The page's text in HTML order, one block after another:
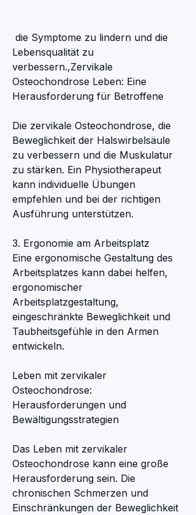
Lebensqualität zu
verbessern.,Zervikale
Osteochondrose Leben: Eine
Herausforderung für Betroffene
Die zervikale Osteochondrose, die
Beweglichkeit der Halswirbelsäule
zu verbessern und die Muskulatur
zu stärken. Ein Physiotherapeut
kann individuelle Übungen
empfehlen und bei der richtigen
Ausführung unterstützen.
3. Ergonomie am Arbeitsplatz
Eine ergonomische Gestaltung des
Arbeitsplatzes kann dabei helfen,
ergonomischer
Arbeitsplatzgestaltung,
eingeschränkte Beweglichkeit und
Taubheitsgefühle in den Armen
entwickeln.
Leben mit zervikaler
Osteochondrose:
Herausforderungen und
Bewältigungsstrategien
Das Leben mit zervikaler
Osteochondrose kann eine große
Herausforderung sein. Die
chronischen Schmerzen und
Einschränkungen der Beweglichkeit